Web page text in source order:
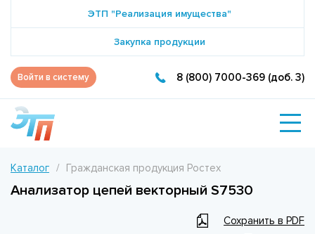
ЭТП "Реализация имущества"
Закупка продукции
Войти в систему 8 (800) 7000-369 (доб. 3)
Каталог Гражданская продукция Ростех
Анализатор цепей векторный S7530
Сохранить в PDF